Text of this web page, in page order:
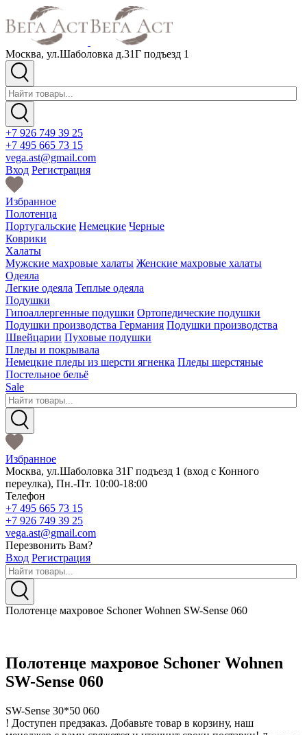
Москва, ул.Шаболовка д.31Г подъезд 1
+7 926 749 39 25
+7 495 665 73 15
vega.ast@gmail.com
Вход Регистрация
Избранное
Полотенца
Португальские Немецкие Черные
Коврики
Халаты
Мужские махровые халаты Женские махровые халаты
Одеяла
Легкие одеяла Теплые одеяла
Подушки
Гипоаллергенные подушки Ортопедические подушки
Подушки производства Германия Подушки производства
Швейцарии Пуховые подушки
Пледы и покрывала
Немецкие пледы из шерсти ягненка Пледы шерстяные
Постельное бельё
Sale
Избранное
Москва, ул.Шаболовка 31Г подъезд 1 (вход с Конного
переулка), Пн.-Пт. 10:00-18:00
Телефон
+7 495 665 73 15
+7 926 749 39 25
vega.ast@gmail.com
Перезвонить Вам?
Вход Регистрация
Полотенце махровое Schoner Wohnen SW-Sense 060
Полотенце махровое Schoner Wohnen
SW-Sense 060
SW-Sense 30*50 060
! Доступен предзаказ. Добавьте товар в корзину, наш